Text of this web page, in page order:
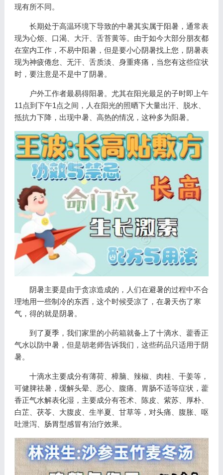
现有所不同。
长期处于高温环境下导致的中暑其实属于阳暑，通常表
现为心烦、口渴、大汗、舌苔黄等。由于如今大部分朋友都
在室内工作，不易中阳暑，但是要小心阴暑找上您，阴暑表
现为神疲倦怠、无汗、舌质淡、身重疼痛，当您有这些症状
时，要注意是不是中了阴暑。
户外工作者最易得阳暑。尤其在阳光最足的子时即上午
11点到下午1点之间，人在阳光的照晒下大量出汗、脱水、
抵抗力下降，出现中暑、高热的情况，这种多为阳暑。
阴暑主要是由于贪凉造成的，人们在避暑的过程中不合
理地用一些制冷的东西，这个时候受凉了，在暑天伤了寒
气，得的就是阴暑。
到了夏季，我们家里的小药箱就备上了十滴水、藿香正
气水以防中暑，但是胡老师告诉我们，这些药品只适用于阴
暑。
十滴水主要成分有薄荷、樟脑、辣椒、肉桂、干姜等，
可健脾祛暑，缓解头晕、恶心、腹痛、胃肠不适等症状，藿
香正气水解表化湿，主要成分有苍术、陈皮、紫苏、厚朴、
白芷、茯苓、大腹皮、生半夏、甘草等，对头痛、腹胀、呕
吐泄泻、肠胃型感冒有治疗效果。